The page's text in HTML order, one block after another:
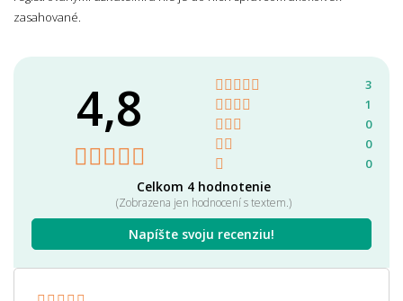
zasahované.
4,8
Celkom 4 hodnotenie
(Zobrazena jen hodnocení s textem.)
Napíšte svoju recenziu!
3
1
0
0
0